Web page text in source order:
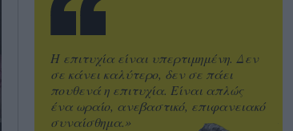
Η επιτυχία είναι υπερτιμημένη. Δεν
σε κάνει καλύτερο, δεν σε πάει
πουθενά η επιτυχία. Είναι απλώς
ένα ωραίο, ανεβαστικό, επιφανειακό
συναίσθημα.»